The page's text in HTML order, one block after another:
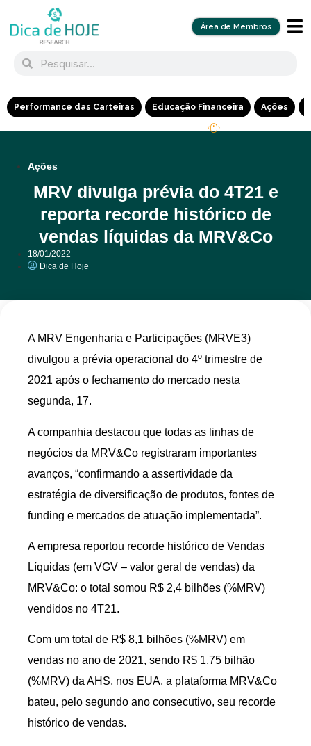
Área de Membros
Performance das Carteiras Educação Financeira Ações
Ações
MRV divulga prévia do 4T21 e
reporta recorde histórico de
vendas líquidas da MRV&Co
18/01/2022
Dica de Hoje
A MRV Engenharia e Participações (MRVE3)
divulgou a prévia operacional do 4º trimestre de
2021 após o fechamento do mercado nesta
segunda, 17.
A companhia destacou que todas as linhas de
negócios da MRV&Co registraram importantes
avanços, “confirmando a assertividade da
estratégia de diversificação de produtos, fontes de
funding e mercados de atuação implementada”.
A empresa reportou recorde histórico de Vendas
Líquidas (em VGV – valor geral de vendas) da
MRV&Co: o total somou R$ 2,4 bilhões (%MRV)
vendidos no 4T21.
Com um total de R$ 8,1 bilhões (%MRV) em
vendas no ano de 2021, sendo R$ 1,75 bilhão
(%MRV) da AHS, nos EUA, a plataforma MRV&Co
bateu, pelo segundo ano consecutivo, seu recorde
histórico de vendas.